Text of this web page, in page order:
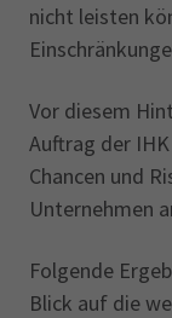
nicht leisten
Vor diesem
Auftrag der
Chancen und
Unternehmen
Folgende
Blick auf die